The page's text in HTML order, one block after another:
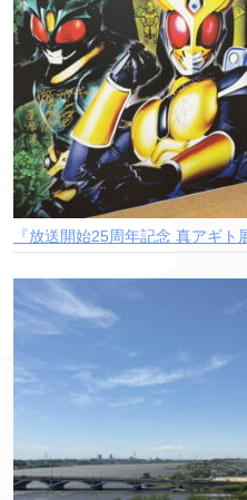
『放送開始25周年記念 真アギ